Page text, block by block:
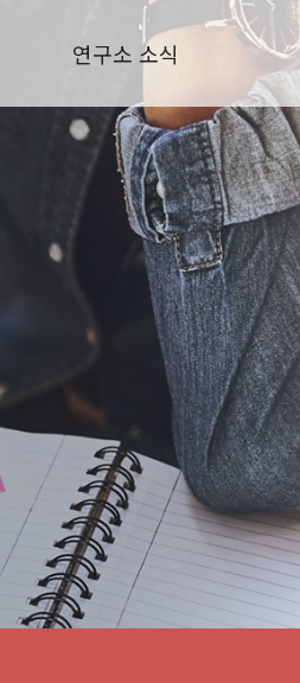
연구소 소식